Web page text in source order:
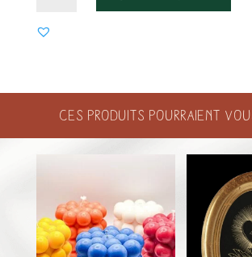
FEUTRINE
ROSE
Ces produits pourraient